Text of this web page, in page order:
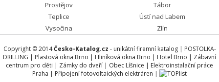
Prostějov
Tábor
Teplice
Ústí nad Labem
Vysočina
Zlín
Copyright © 2014Česko-Katalog.cz - unikátní firemní katalog | POSTOLKA-
DRILLING | Plastová okna Brno | Hliníková okna Brno | Hotel Brno | Zábavní
centrum pro děti | Zámky do dveří | Obec Líšnice | Elektroinstalační práce
Praha | Připojení fotovoltaických elektráren |